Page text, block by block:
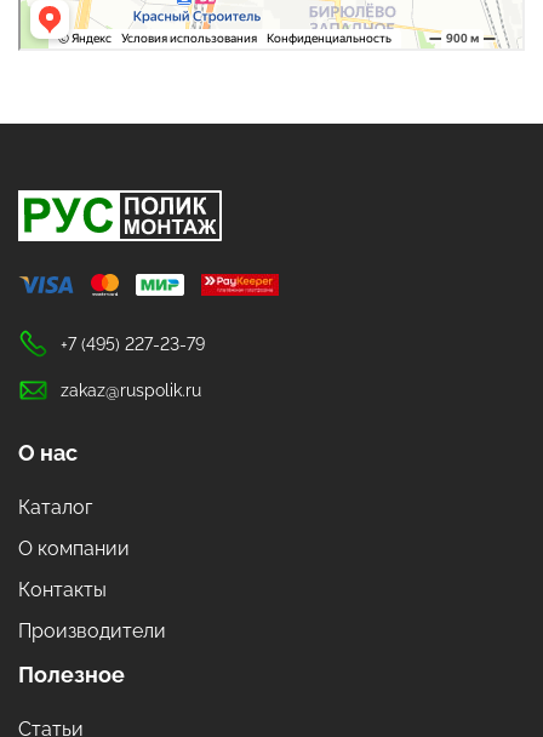
+7 (495) 227-23-79
zakaz@ruspolik.ru
О нас
Каталог
О компании
Контакты
Производители
Полезное
Статьи